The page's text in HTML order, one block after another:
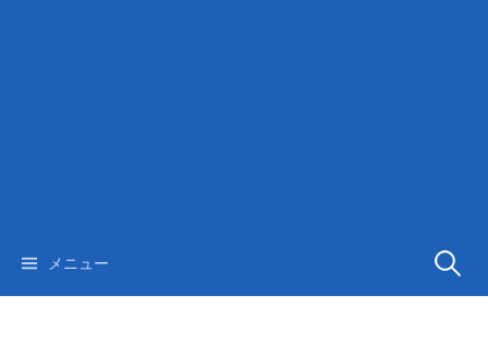
メニュー 検